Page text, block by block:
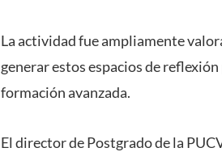
La actividad fue ampliamente
generar estos espacios de
formación avanzada.
El director de Postgrado de la